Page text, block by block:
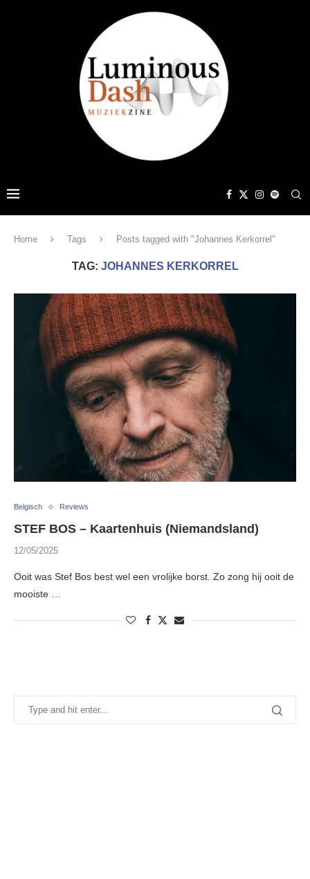
Home Tags Posts tagged with "Johannes Kerkorrel"
TAG: JOHANNES KERKORREL
Belgisch Reviews
STEF BOS – Kaartenhuis (Niemandsland)
12/05/2025
Ooit was Stef Bos best wel een vrolijke borst. Zo zong hij ooit de
mooiste …